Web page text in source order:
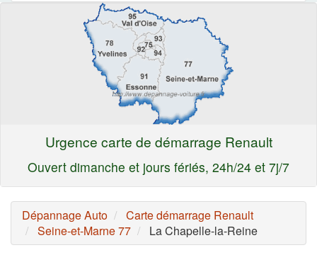
Urgence carte de démarrage Renault
Ouvert dimanche et jours fériés, 24h/24 et 7j/7
Dépannage Auto
Carte démarrage Renault
Seine-et-Marne 77
La Chapelle-la-Reine